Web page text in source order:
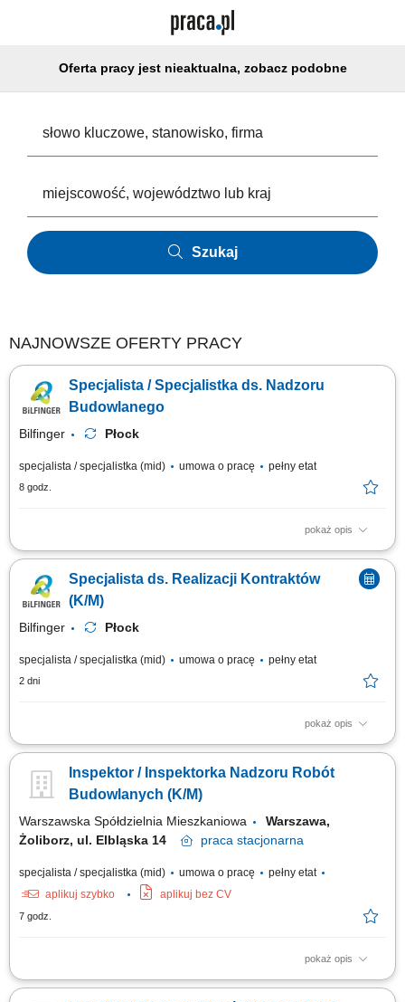
Oferta pracy jest nieaktualna, zobacz podobne
Szukaj
NAJNOWSZE OFERTY PRACY
Specjalista / Specjalistka ds. Nadzoru
Budowlanego
Bilfinger Płock
specjalista / specjalistka (mid) umowa o pracę pełny etat
8 godz.
pokaż opis
Opis stanowiska: Koordynowanie przebiegu prac budowlanych oraz
nadzorowanie realizacji robót. Organizowanie pracy zespołu i wspieranie
kierownika budowy w codziennych zadaniach. Monitorowanie
harmonogramu oraz terminowej realizacji poszczególnych etapów
Specjalista ds. Realizacji Kontraktów
(K/M)
Bilfinger Płock
specjalista / specjalistka (mid) umowa o pracę pełny etat
2 dni
pokaż opis
Twój zakres obowiązków: koordynowanie i nadzorowanie prac na
harmonogramu robót oraz dbałość o terminową realizację zadań; kontrola
zgodności wykonywanych prac z dokumentacją techniczną i zasadami
Inspektor / Inspektorka Nadzoru Robót
Budowlanych (K/M)
Warszawska Spółdzielnia Mieszkaniowa
Warszawa,
Żoliborz, ul. Elbląska 14
praca stacjonarna
specjalista / specjalistka (mid) umowa o pracę
pełny etat
aplikuj szybko
aplikuj bez CV
7 godz.
pokaż opis
Zakres obowiązków: pełnienie nadzoru inwestorskiego nad robotami